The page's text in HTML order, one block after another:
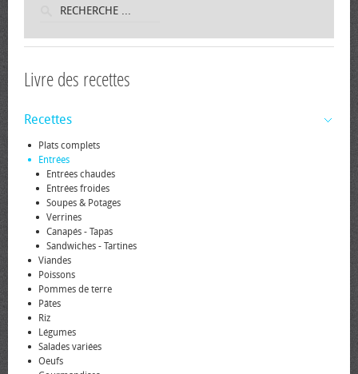
Livre des recettes
Recettes
Plats complets
Entrées
Entrées chaudes
Entrées froides
Soupes & Potages
Verrines
Canapés - Tapas
Sandwiches - Tartines
Viandes
Poissons
Pommes de terre
Pâtes
Riz
Légumes
Salades variées
Oeufs